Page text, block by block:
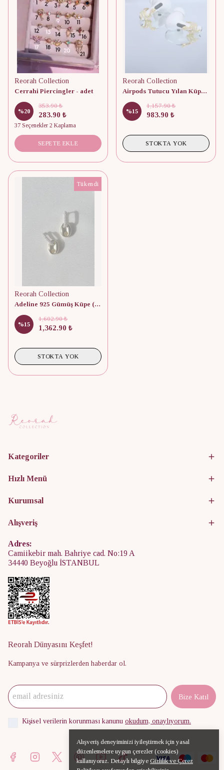
Alışveriş deneyiminizi iyileştirmek için yasal
düzenlemelere uygun çerezler (cookies)
kullanıyoruz. Detaylı bilgiye Gizlilik ve Çerez
Reorah Collection
Cerrahi Piercingler - adet
%20
353.90 ₺
283.90 ₺
37 Seçenekler 2 Kaplama
SEPETE EKLE
Reorah Collection
Airpods Tutucu Yılan Küpe 925 Gümüş (Adet)
%15
1,157.90 ₺
983.90 ₺
STOKTA YOK
Tükendi
Reorah Collection
Adeline 925 Gümüş Küpe (tek adeti)
%15
1,602.90 ₺
1,362.90 ₺
STOKTA YOK
Kategoriler
Hızlı Menü
Kurumsal
Alışveriş
Adres:
Camiikebir mah. Bahriye cad. No:19 A
34440 Beyoğlu İSTANBUL
Reorah Dünyasını Keşfet!
Kampanya ve sürprizlerden haberdar ol.
Bize Katıl
Kişisel verilerin korunması kanunu okudum, onaylıyorum.